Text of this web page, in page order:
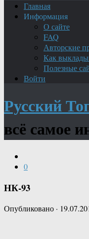
Главная
Информация
О сайте
FAQ
Авторские
Как
Полезные
Войти
Русский
всё самое
0
НК-93
Опубликовано ·